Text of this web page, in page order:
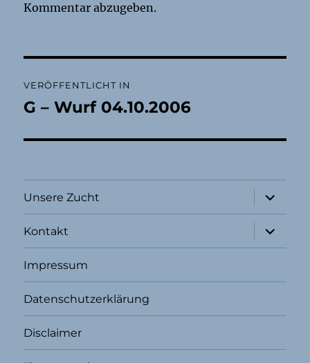
Kommentar abzugeben.
VERÖFFENTLICHT IN
G – Wurf 04.10.2006
Unsere Zucht
öffnen
Kontakt
öffnen
Impressum
Datenschutzerklärung
Disclaimer